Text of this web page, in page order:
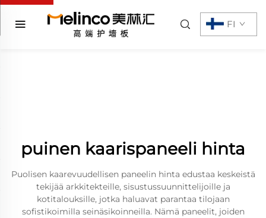
FI
puinen kaarispaneeli hinta
Puolisen kaarevuudellisen paneelin hinta edustaa keskeistä
tekijää arkkitekteille, sisustussuunnittelijoille ja
kotitalouksille, jotka haluavat parantaa tilojaan
sofistikoimilla seinäsikoinneilla. Nämä paneelit, joiden